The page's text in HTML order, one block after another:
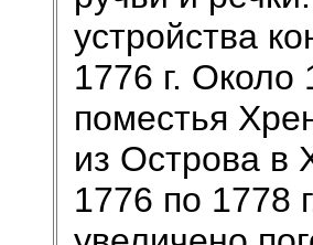
устройства
1776 г. Около
поместья
из Острова в
1776 по 1778